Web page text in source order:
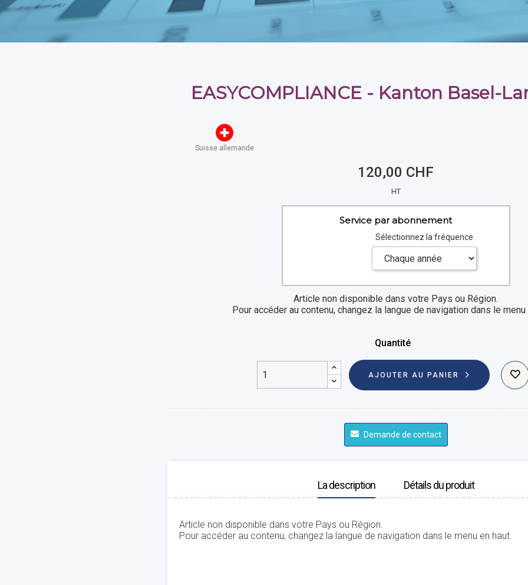
EASYCOMPLIANCE - Kanton Basel-
Suisse allemande
120,00 CHF
HT
Service par abonnement
Sélectionnez la fréquence
Article non disponible dans votre Pays ou Région.
Pour accéder au contenu, changez la langue de navigation dans le menu
Quantité
AJOUTER AU PANIER
Demande de contact
La description Détails du produit
Article non disponible dans votre Pays ou Région.
Pour accéder au contenu, changez la langue de navigation dans le menu en haut.